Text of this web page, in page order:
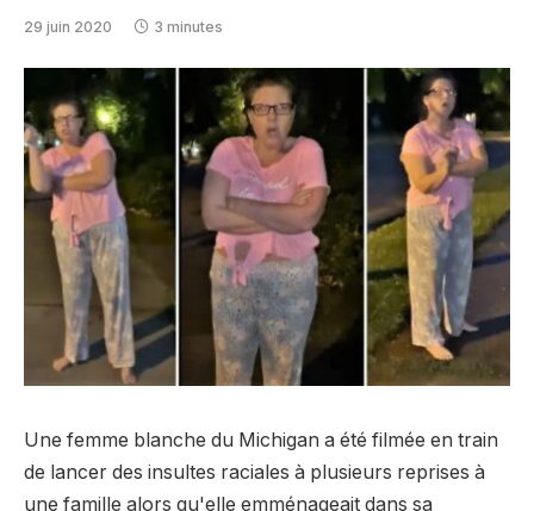
29 juin 2020 3 minutes
Une femme blanche du Michigan a été filmée en train
de lancer des insultes raciales à plusieurs reprises à
une famille alors qu'elle emménageait dans sa